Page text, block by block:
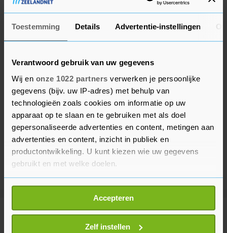
Toestemming Details Advertentie-instellingen
Verantwoord gebruik van uw gegevens
Wij en onze 1022 partners verwerken je persoonlijke
gegevens (bijv. uw IP-adres) met behulp van
technologieën zoals cookies om informatie op uw
apparaat op te slaan en te gebruiken met als doel
gepersonaliseerde advertenties en content, metingen aan
advertenties en content, inzicht in publiek en
productontwikkeling. U kunt kiezen wie uw gegevens
gebruikt en met welke doelen.
Als u het toestaat, willen we ook graag:
Informatie verzamelen over uw geografische
locatie, die tot een paar meter nauwkeurig kan zijn
Uw apparaat identificeren door het actief te
Accepteren
Zelf instellen
Meer uit Voetbal